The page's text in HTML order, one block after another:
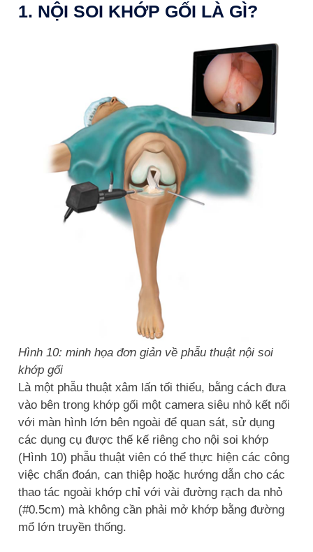
1. NỘI SOI KHỚP GỐI LÀ GÌ?
Hình 10: minh họa đơn giản về phẫu thuật nội soi
khớp gối
Là một phẫu thuật xâm lấn tối thiểu, bằng cách đưa
vào bên trong khớp gối một camera siêu nhỏ kết nối
với màn hình lớn bên ngoài để quan sát, sử dụng
các dụng cụ được thế kế riêng cho nội soi khớp
(Hình 10) phẫu thuật viên có thể thực hiện các công
việc chẩn đoán, can thiệp hoặc hướng dẫn cho các
thao tác ngoài khớp chỉ với vài đường rạch da nhỏ
(#0.5cm) mà không cần phải mở khớp bằng đường
mổ lớn truyền thống.